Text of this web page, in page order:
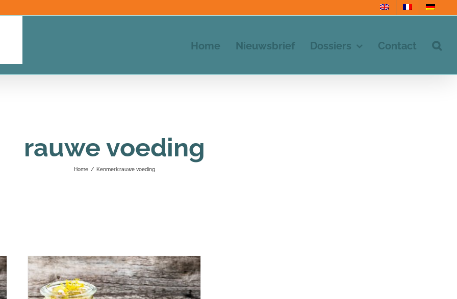
Home Nieuwsbrief Dossiers Contact
rauwe voeding
Home / Kenmerk:rauwe voeding